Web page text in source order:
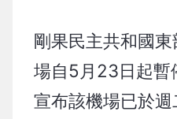
剛果民主共和國
場自5月23日起暫
宣布該機場已於週